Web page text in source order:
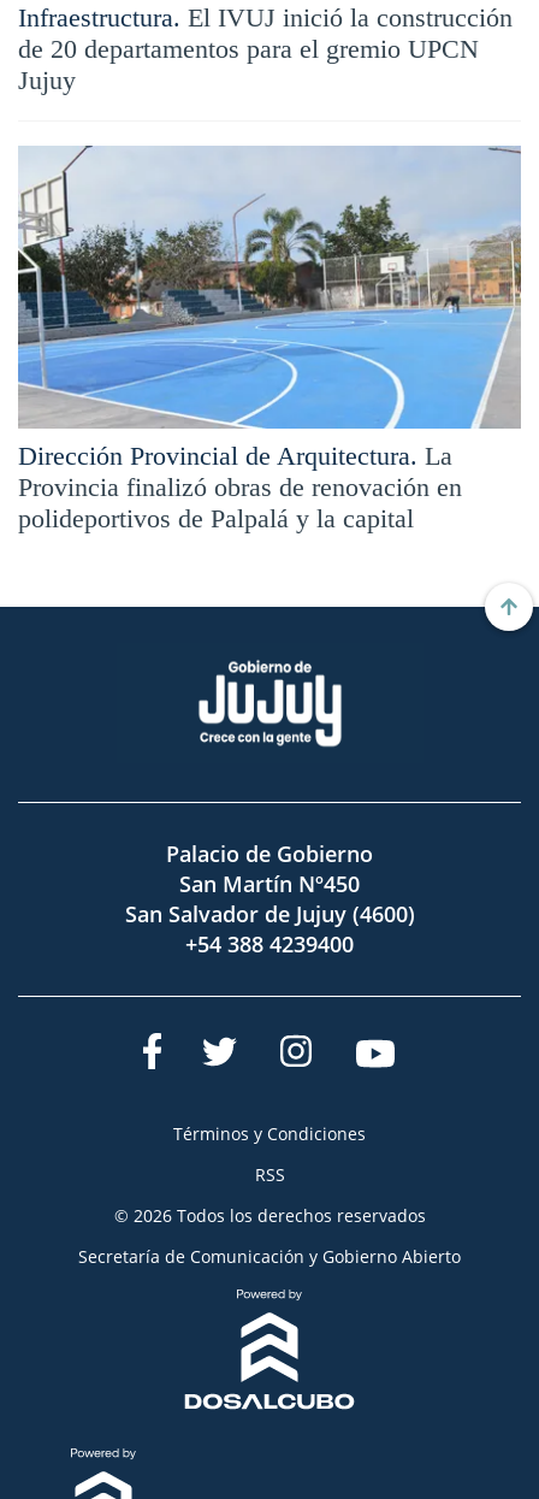
Infraestructura. El IVUJ inició la construcción
de 20 departamentos para el gremio UPCN
Jujuy
Dirección Provincial de Arquitectura. La
Provincia finalizó obras de renovación en
polideportivos de Palpalá y la capital
Palacio de Gobierno
San Martín Nº450
San Salvador de Jujuy (4600)
+54 388 4239400
Términos y Condiciones
RSS
© 2026 Todos los derechos reservados
Secretaría de Comunicación y Gobierno Abierto